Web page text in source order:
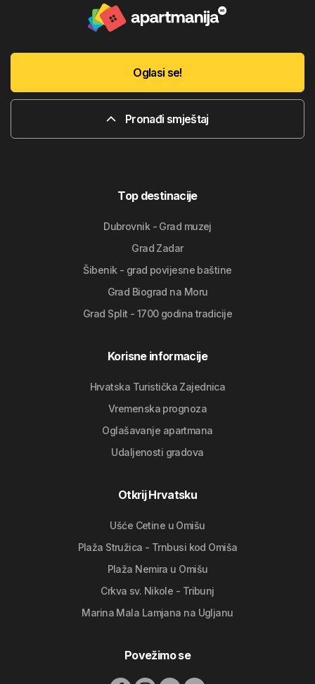
Oglasi se!
Pronađi smještaj
Top destinacije
Dubrovnik - Grad muzej
Grad Zadar
Šibenik - grad povijesne baštine
Grad Biograd na Moru
Grad Split - 1700 godina tradicije
Korisne informacije
Hrvatska Turistička Zajednica
Vremenska prognoza
Oglašavanje apartmana
Udaljenosti gradova
Otkrij Hrvatsku
Ušće Cetine u Omišu
Plaža Stružica - Trnbusi kod Omiša
Plaža Nemira u Omišu
Crkva sv. Nikole - Tribunj
Marina Mala Lamjana na Ugljanu
Povežimo se